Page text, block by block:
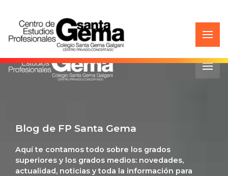
91 711 50 93
Blog de FP Santa Gema
Aquí te contamos todo sobre los grados
superiores y los grados medios: novedades,
actualidad, noticias y toda la información para